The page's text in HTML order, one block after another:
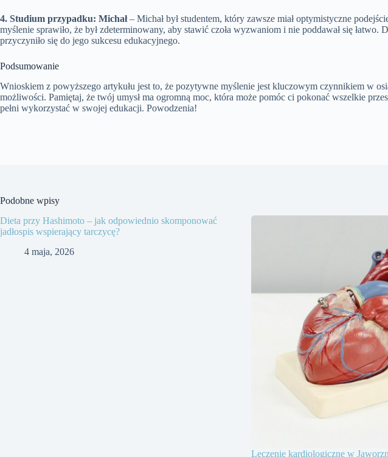
4. Studium przypadku: Michał– Michał był studentem, który zawsze miał optymistyczne
myślenie sprawiło, że był zdeterminowany, aby stawić czoła wyzwaniom i nie poddawał się
przyczyniło się do jego sukcesu edukacyjnego.
Podsumowanie
Wnioskiem z powyższego artykułu jest to, że pozytywne myślenie jest kluczowym czynnikiem w
możliwości. Pamiętaj, że twój umysł ma ogromną moc, która może pomóc ci pokonać wszelkie
pełni wykorzystać w swojej edukacji. Powodzenia!
Podobne wpisy
Dieta przy Hashimoto – jak odpowiednio skomponować
jadłospis wspierający tarczycę?
4 maja, 2026
Leczenie kardiologiczne w